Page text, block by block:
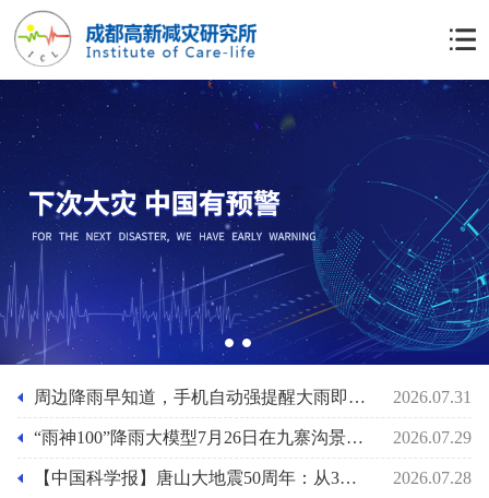
12 周边降雨早知道，手机自动强提醒大雨即将来袭功能上线，“雨神100”降雨大模型助力基层防灾人员的应急准备 2026.07.31
“雨神100”降雨大模型7月26日在九寨沟景区泥石流前2小时预报其最大小时雨强29mm/小时 2026.07.29
【中国科学报】唐山大地震50周年：从3小时速报到61秒预警 2026.07.28